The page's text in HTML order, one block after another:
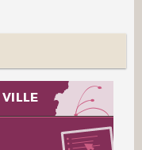
VILLE